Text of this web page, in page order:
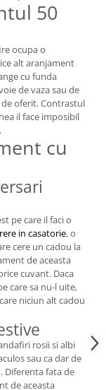
50
ocupa o
alt aranjament
cu funda
de vaza sau de
oferit. Contrastul
il face imposibil
cu
pe care il faci o
in casatorie, o
cere un cadou la
de aceasta
cuvant. Daca
care sa nu-l uite,
niciun alt cadou
rosii si albi
sau ca dar de
Diferenta fata de
de aceasta